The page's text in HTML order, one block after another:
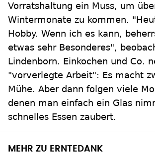
Vorratshaltung ein Muss, um
Wintermonate zu kommen.
Hobby. Wenn ich es kann,
etwas sehr Besonderes",
Lindenborn. Einkochen und Co.
"vorverlegte Arbeit": Es macht
Mühe. Aber dann folgen viele
denen man einfach ein Glas
schnelles Essen zaubert.
MEHR ZU ERNTEDANK